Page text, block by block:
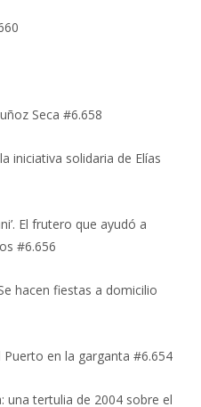
Seca #6.658
iniciativa solidaria de Elías
El frutero que ayudó a
#6.656
hacen fiestas a domicilio
Puerto en la garganta #6.654
una tertulia de 2004 sobre el